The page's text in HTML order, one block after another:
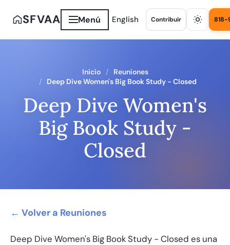
SFVAA Menú English Contribuir 818-
Inicio
Reuniones
Deep Dive Women's Big Book Study - Closed
Deep Dive Women's
Big Book Study -
Closed
← Volver a Reuniones
Deep Dive Women's Big Book Study - Closed es una